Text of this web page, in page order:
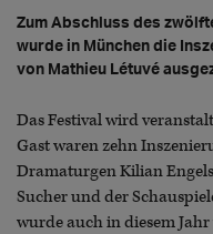
Zum Abschluss des
wurde in München die
von Mathieu Létuvé
Das Festival wird
Gast waren zehn
Dramaturgen Kilian
Sucher und der
wurde auch in diesem